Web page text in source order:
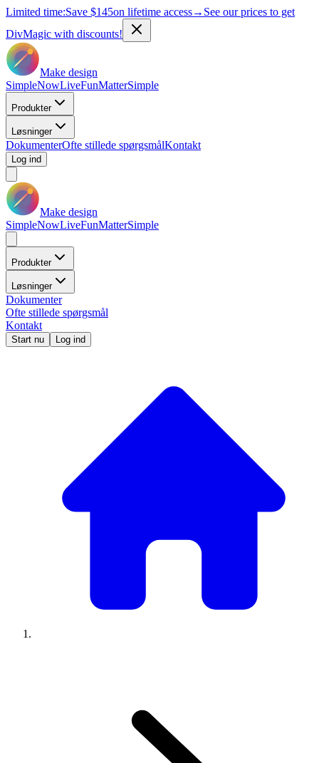
Limited time:Save $145on lifetime access→ See our prices to get
DivMagic with discounts!
Make design
SimpleNowLiveFunMatterSimple
Produkter
Løsninger
DokumenterOfte stillede spørgsmålKontakt
Log ind
Make design
SimpleNowLiveFunMatterSimple
Produkter
Løsninger
Dokumenter
Ofte stillede spørgsmål
Kontakt
Start nu Log ind